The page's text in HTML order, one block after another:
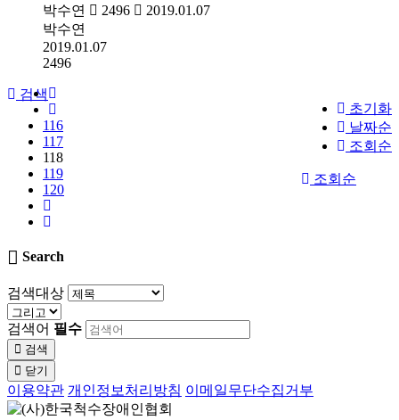
박수연
2496
2019.01.07
박수연
2019.01.07
2496
초기화
날짜순
조회순
조회순
검색
116
117
118
119
120
Search
검색대상
검색어 필수
검색
닫기
이용약관 개인정보처리방침 이메일무단수집거부